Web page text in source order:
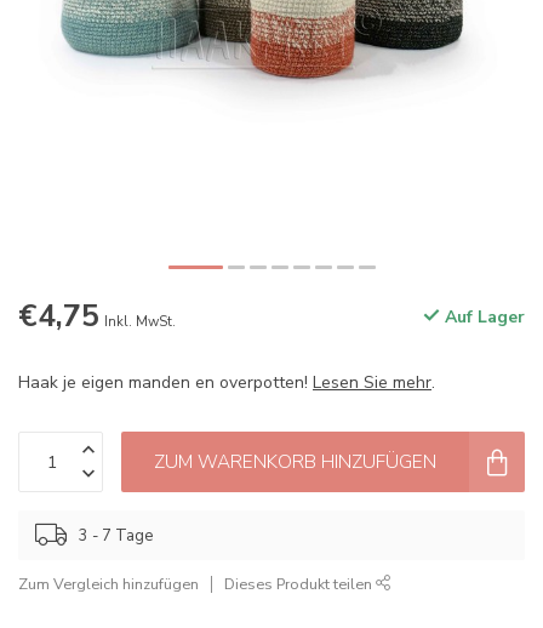
€4,75 Inkl. MwSt. Auf Lager
Haak je eigen manden en overpotten! Lesen Sie mehr.
ZUM WARENKORB HINZUFÜGEN
3 - 7 Tage
Zum Vergleich hinzufügen Dieses Produkt teilen